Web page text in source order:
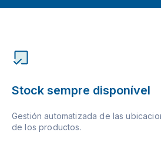
Stock sempre disponível
Gestión automatizada de las
de los productos.